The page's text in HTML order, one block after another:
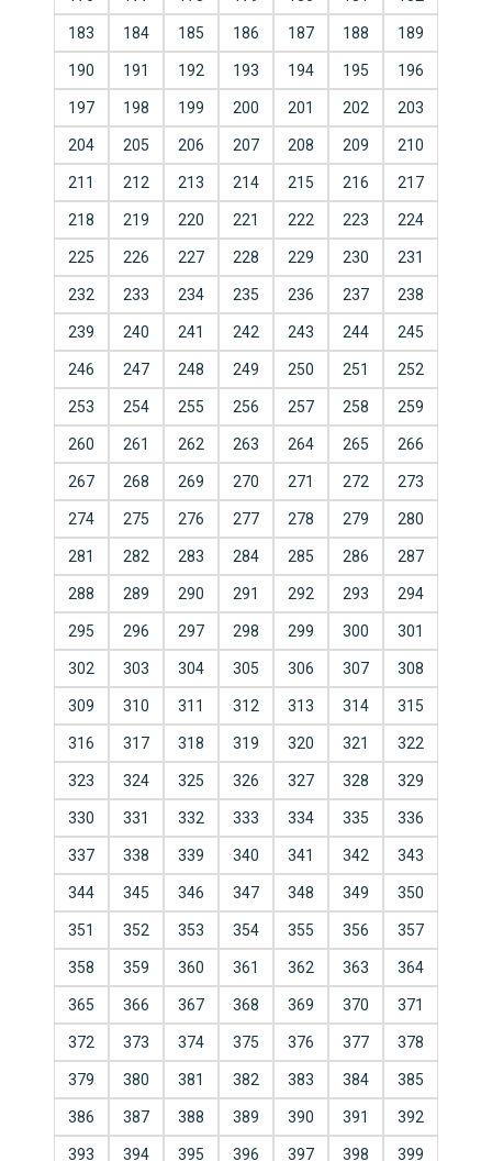
183 184 185 186 187 188 189
190 191 192 193 194 195 196
197 198 199 200 201 202 203
204 205 206 207 208 209 210
211 212 213 214 215 216 217
218 219 220 221 222 223 224
225 226 227 228 229 230 231
232 233 234 235 236 237 238
239 240 241 242 243 244 245
246 247 248 249 250 251 252
253 254 255 256 257 258 259
260 261 262 263 264 265 266
267 268 269 270 271 272 273
274 275 276 277 278 279 280
281 282 283 284 285 286 287
288 289 290 291 292 293 294
295 296 297 298 299 300 301
302 303 304 305 306 307 308
309 310 311 312 313 314 315
316 317 318 319 320 321 322
323 324 325 326 327 328 329
330 331 332 333 334 335 336
337 338 339 340 341 342 343
344 345 346 347 348 349 350
351 352 353 354 355 356 357
358 359 360 361 362 363 364
365 366 367 368 369 370 371
372 373 374 375 376 377 378
379 380 381 382 383 384 385
386 387 388 389 390 391 392
393 394 395 396 397 398 399